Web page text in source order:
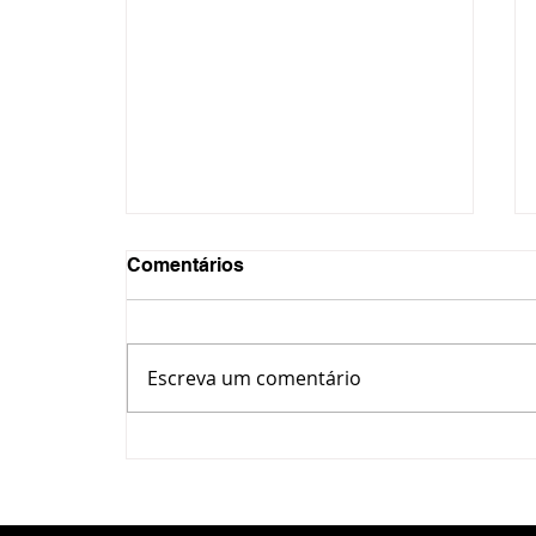
na reta final
Comentários
Escreva um comentário